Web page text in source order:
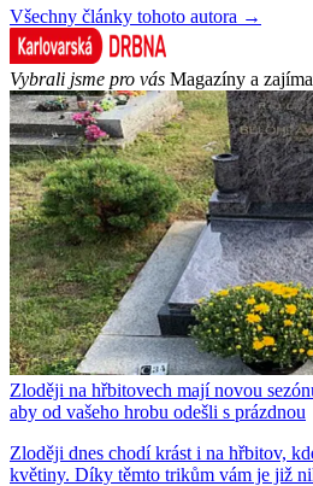
Všechny články tohoto autora →
Vybrali jsme pro vás Magazíny a
Zloději na hřbitovech mají novou
aby od vašeho hrobu odešli s prázdnou
Zloději dnes chodí krást i na hřbitov,
květiny. Díky těmto trikům vám je již